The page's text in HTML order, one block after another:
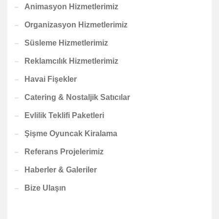
Animasyon Hizmetlerimiz
Organizasyon Hizmetlerimiz
Süsleme Hizmetlerimiz
Reklamcılık Hizmetlerimiz
Havai Fişekler
Catering & Nostaljik Satıcılar
Evlilik Teklifi Paketleri
Şişme Oyuncak Kiralama
Referans Projelerimiz
Haberler & Galeriler
Bize Ulaşın